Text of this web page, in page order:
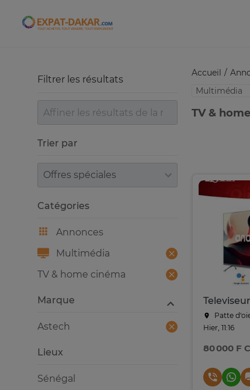
Expat-Dakar
Accueil
Multimédia
TV &
Patte
Hier, 11:16
80 000 F
Filtrer les résultats
Trier par
Trier par
Catégories
Annonces
Multimédia
TV & home cinéma
Lieux
Sénégal
Marque
Astech